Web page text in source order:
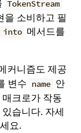
TokenStream
을 소비하고 필
into 메서드를
커니즘도 제공
변수 name 안
크로가 작동
습니다. 자세
요.